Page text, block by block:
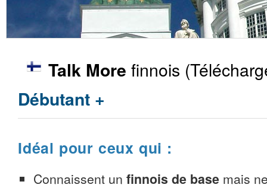
Talk More finnois
Débutant +
Idéal pour ceux qui :
Connaissent un finnois de base mais